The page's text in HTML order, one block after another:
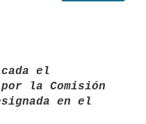
el
la Comisión